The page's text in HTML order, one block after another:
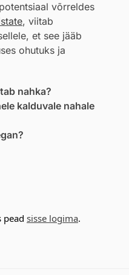
võrreldes
, viitab
et see jääb
ohutuks ja
nahka?
kalduvale nahale
pead sisse logima.